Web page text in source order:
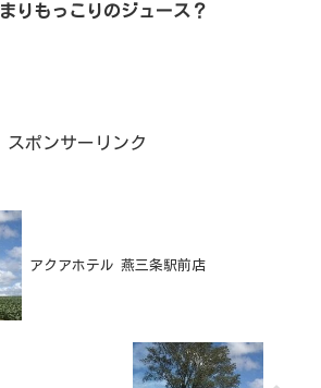
まりもっこりのジュース？
スポンサーリンク
アクアホテル 燕三条駅前店